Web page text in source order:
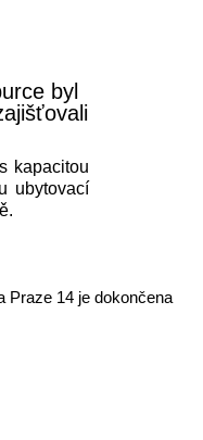
byl
kapacitou
ubytovací